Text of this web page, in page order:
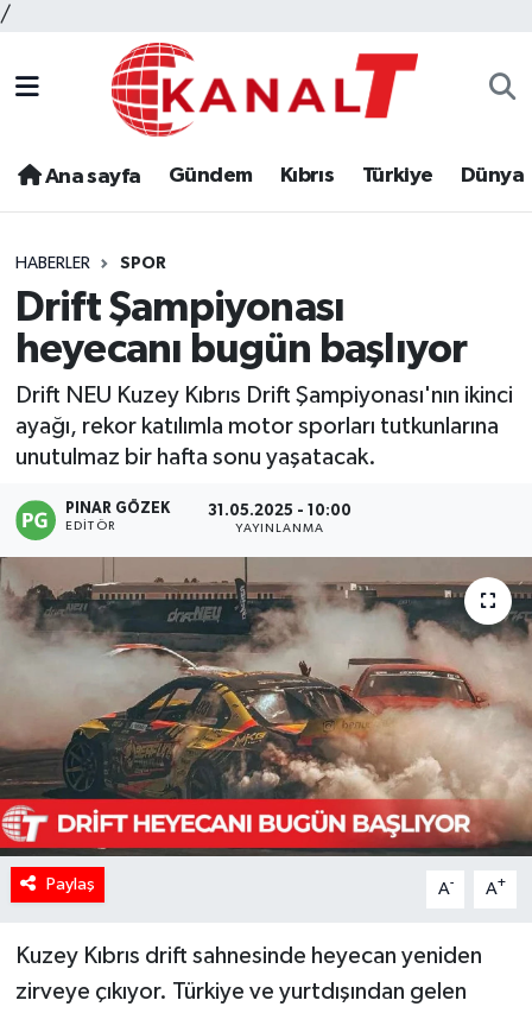
/
Ana sayfa Gündem Kıbrıs Türkiye Dünya
HABERLER SPOR
Drift Şampiyonası
heyecanı bugün başlıyor
Drift NEU Kuzey Kıbrıs Drift Şampiyonası'nın ikinci
ayağı, rekor katılımla motor sporları tutkunlarına
unutulmaz bir hafta sonu yaşatacak.
PINAR GÖZEK
EDITÖR
31.05.2025 - 10:00
YAYINLANMA
Paylaş A- A+
Kuzey Kıbrıs drift sahnesinde heyecan yeniden
zirveye çıkıyor. Türkiye ve yurtdışından gelen